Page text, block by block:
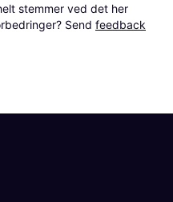
stemmer ved det her
Send feedback